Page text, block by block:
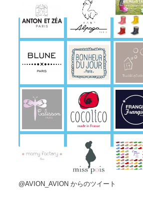
@AVION_AVION からのツイート